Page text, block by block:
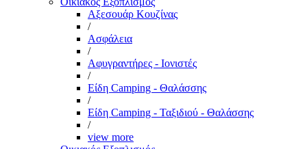
Αξεσουάρ Κουζίνας
/
Ασφάλεια
/
Αφυγραντήρες - Ιονιστές
/
Είδη Camping - Θαλάσσης
/
Είδη Camping - Ταξιδιού - Θαλάσσης
/
view more